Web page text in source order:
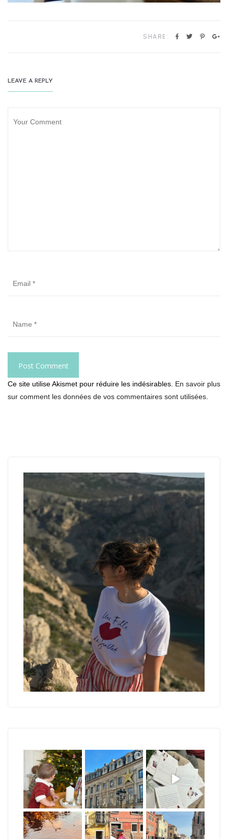
SHARE:
LEAVE A REPLY
Ce site utilise Akismet pour réduire les indésirables. En savoir plus
sur comment les données de vos commentaires sont utilisées